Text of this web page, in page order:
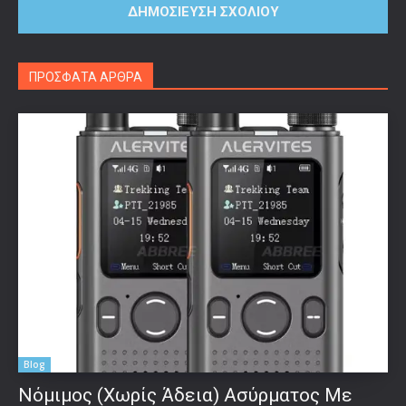
ΠΡΟΣΦΑΤΑ ΑΡΘΡΑ
Blog
Νόμιμος (Χωρίς Άδεια) Ασύρματος Με